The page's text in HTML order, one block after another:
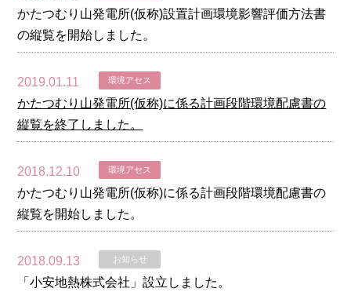
かたつむり山発電所(仮称)設置計画環境影響評価方法書
の縦覧を開始しました。
2019.01.11 環境アセス
かたつむり山発電所(仮称)に係る計画段階環境配慮書の
縦覧を終了しました。
2018.12.10 環境アセス
かたつむり山発電所(仮称)に係る計画段階環境配慮書の
縦覧を開始しました。
2018.09.13 お知らせ
「小安地熱株式会社」設立しました。